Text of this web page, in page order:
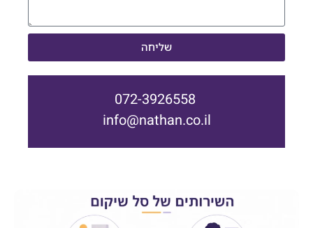
שליחה
072-3926558
info@nathan.co.il